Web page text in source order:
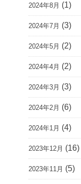
2024年8月 (1)
2024年7月 (3)
2024年5月 (2)
2024年4月 (2)
2024年3月 (3)
2024年2月 (6)
2024年1月 (4)
2023年12月 (16)
2023年11月 (5)